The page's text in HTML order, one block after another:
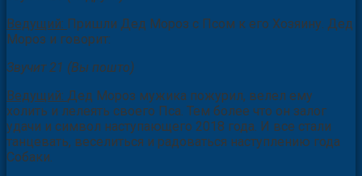
Ведущий: Пришли Дед Мороз с Псом к его Хозяину. Дед
Мороз и говорит:
Звучит 21 (Вы пошто)
Ведущий: Дед Мороз мужика пожурил, велел ему
холить и лелеять своего Пса. Тем более что он залог
удачи и символ наступающего 2018 года. И все стали
танцевать, веселиться и радоваться наступлению года
Собаки.